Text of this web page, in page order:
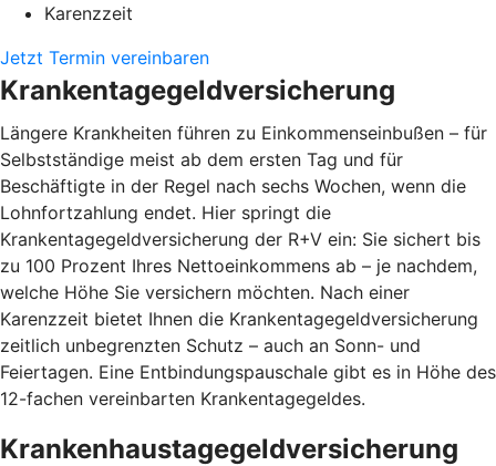
Karenzzeit
Jetzt Termin vereinbaren
Krankentagegeldversicherung
Längere Krankheiten führen zu Einkommenseinbußen – für
Selbstständige meist ab dem ersten Tag und für
Beschäftigte in der Regel nach sechs Wochen, wenn die
Lohnfortzahlung endet. Hier springt die
Krankentagegeldversicherung der R+V ein: Sie sichert bis
zu 100 Prozent Ihres Nettoeinkommens ab – je nachdem,
welche Höhe Sie versichern möchten. Nach einer
Karenzzeit bietet Ihnen die Krankentagegeldversicherung
zeitlich unbegrenzten Schutz – auch an Sonn- und
Feiertagen. Eine Entbindungspauschale gibt es in Höhe des
12-fachen vereinbarten Krankentagegeldes.
Krankenhaustagegeldversicherung